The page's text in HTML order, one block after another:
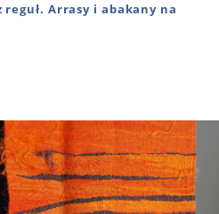
reguł. Arrasy i abakany na